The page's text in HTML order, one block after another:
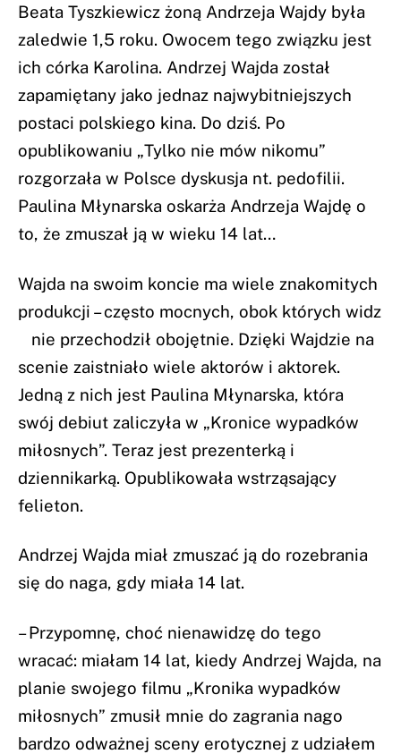
Beata Tyszkiewicz żoną Andrzeja Wajdy była
zaledwie 1,5 roku. Owocem tego związku jest
ich córka Karolina. Andrzej Wajda został
zapamiętany jako jednaz najwybitniejszych
postaci polskiego kina. Do dziś. Po
opublikowaniu „Tylko nie mów nikomu”
rozgorzała w Polsce dyskusja nt. pedofilii.
Paulina Młynarska oskarża Andrzeja Wajdę o
to, że zmuszał ją w wieku 14 lat…
Wajda na swoim koncie ma wiele znakomitych
produkcji – często mocnych, obok których widz
nie przechodził obojętnie. Dzięki Wajdzie na
scenie zaistniało wiele aktorów i aktorek.
Jedną z nich jest Paulina Młynarska, która
swój debiut zaliczyła w „Kronice wypadków
miłosnych”. Teraz jest prezenterką i
dziennikarką. Opublikowała wstrząsający
felieton.
Andrzej Wajda miał zmuszać ją do rozebrania
się do naga, gdy miała 14 lat.
– Przypomnę, choć nienawidzę do tego
wracać: miałam 14 lat, kiedy Andrzej Wajda, na
planie swojego filmu „Kronika wypadków
miłosnych” zmusił mnie do zagrania nago
bardzo odważnej sceny erotycznej z udziałem